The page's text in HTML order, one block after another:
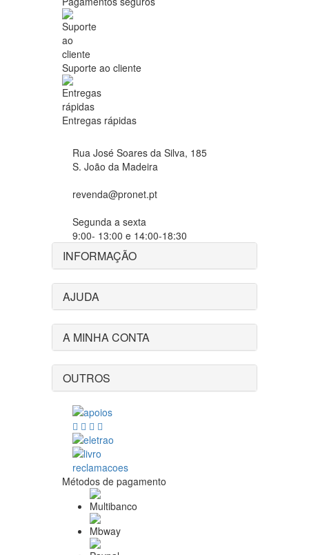
Suporte ao cliente
Entregas rápidas
Rua José Soares da Silva, 185
S. João da Madeira
revenda@pronet.pt
Segunda a sexta
9:00- 13:00 e 14:00-18:30
INFORMAÇÃO
AJUDA
A MINHA CONTA
OUTROS
Métodos de pagamento